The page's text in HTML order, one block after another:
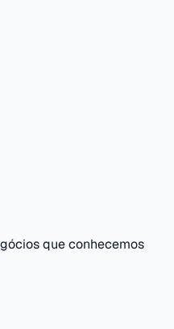
que conhecemos